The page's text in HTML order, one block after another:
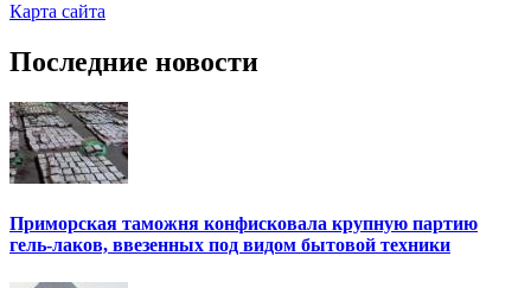
Карта сайта
Последние новости
Приморская таможня конфисковала крупную партию
гель-лаков, ввезенных под видом бытовой техники